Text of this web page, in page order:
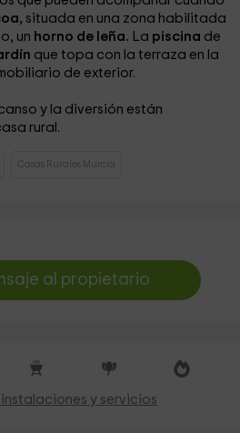
situada en una zona habilitada
un horno de leña. La piscina de
que topa con la terraza en la
de exterior.
y la diversión están
rural.
Casas Rurales Murcia
al propietario
y servicios